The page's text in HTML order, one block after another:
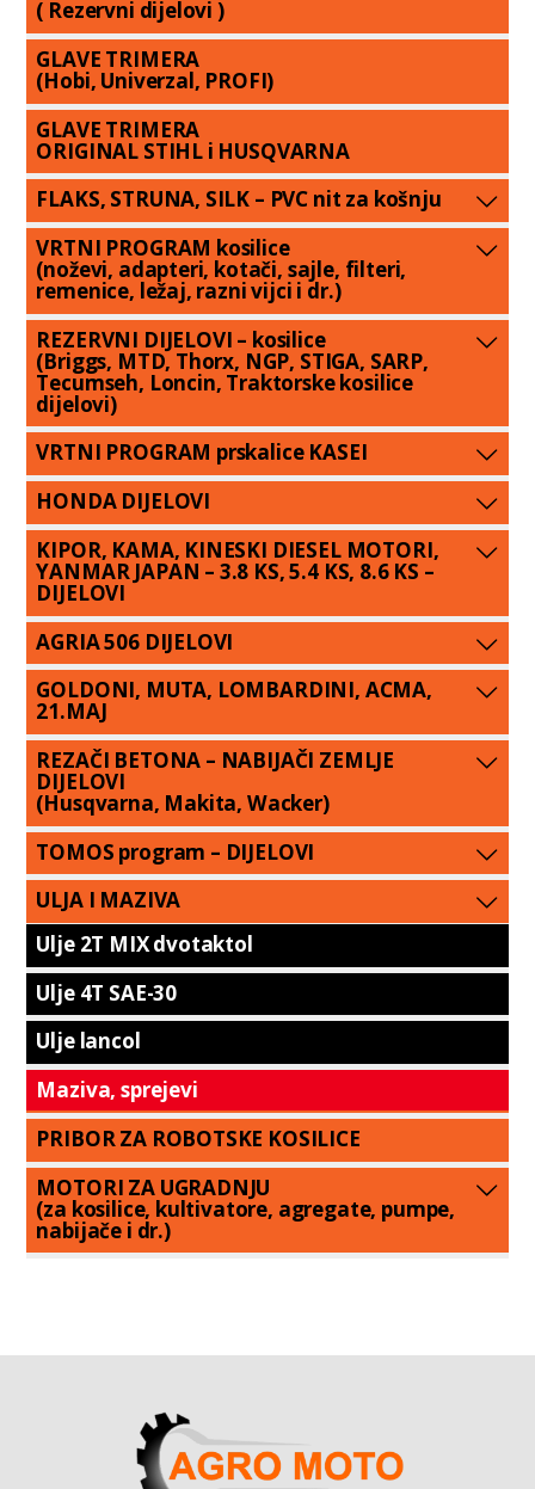
( Rezervni dijelovi )
GLAVE TRIMERA
(Hobi, Univerzal, PROFI)
GLAVE TRIMERA
ORIGINAL STIHL i HUSQVARNA
FLAKS, STRUNA, SILK – PVC nit za košnju
VRTNI PROGRAM kosilice
(noževi, adapteri, kotači, sajle, filteri,
remenice, ležaj, razni vijci i dr.)
REZERVNI DIJELOVI – kosilice
(Briggs, MTD, Thorx, NGP, STIGA, SARP,
Tecumseh, Loncin, Traktorske kosilice
dijelovi)
VRTNI PROGRAM prskalice KASEI
HONDA DIJELOVI
KIPOR, KAMA, KINESKI DIESEL MOTORI,
YANMAR JAPAN – 3.8 KS, 5.4 KS, 8.6 KS –
DIJELOVI
AGRIA 506 DIJELOVI
GOLDONI, MUTA, LOMBARDINI, ACMA,
21.MAJ
REZAČI BETONA – NABIJAČI ZEMLJE
DIJELOVI
(Husqvarna, Makita, Wacker)
TOMOS program – DIJELOVI
ULJA I MAZIVA
Ulje 2T MIX dvotaktol
Ulje 4T SAE-30
Ulje lancol
Maziva, sprejevi
PRIBOR ZA ROBOTSKE KOSILICE
MOTORI ZA UGRADNJU
(za kosilice, kultivatore, agregate, pumpe,
nabijače i dr.)